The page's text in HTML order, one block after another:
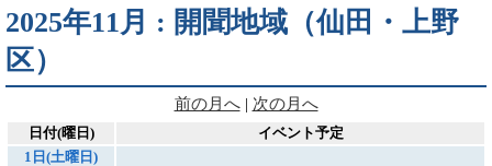
2025年11月 : 開聞地域（仙田・上野
区）
前の月へ| 次の月へ
日付(曜日)
イベント予定
1日(土曜日)